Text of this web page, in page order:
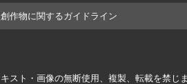
作物に関するガイドライン
スト・画像の無断使用、複製、転載を禁じ